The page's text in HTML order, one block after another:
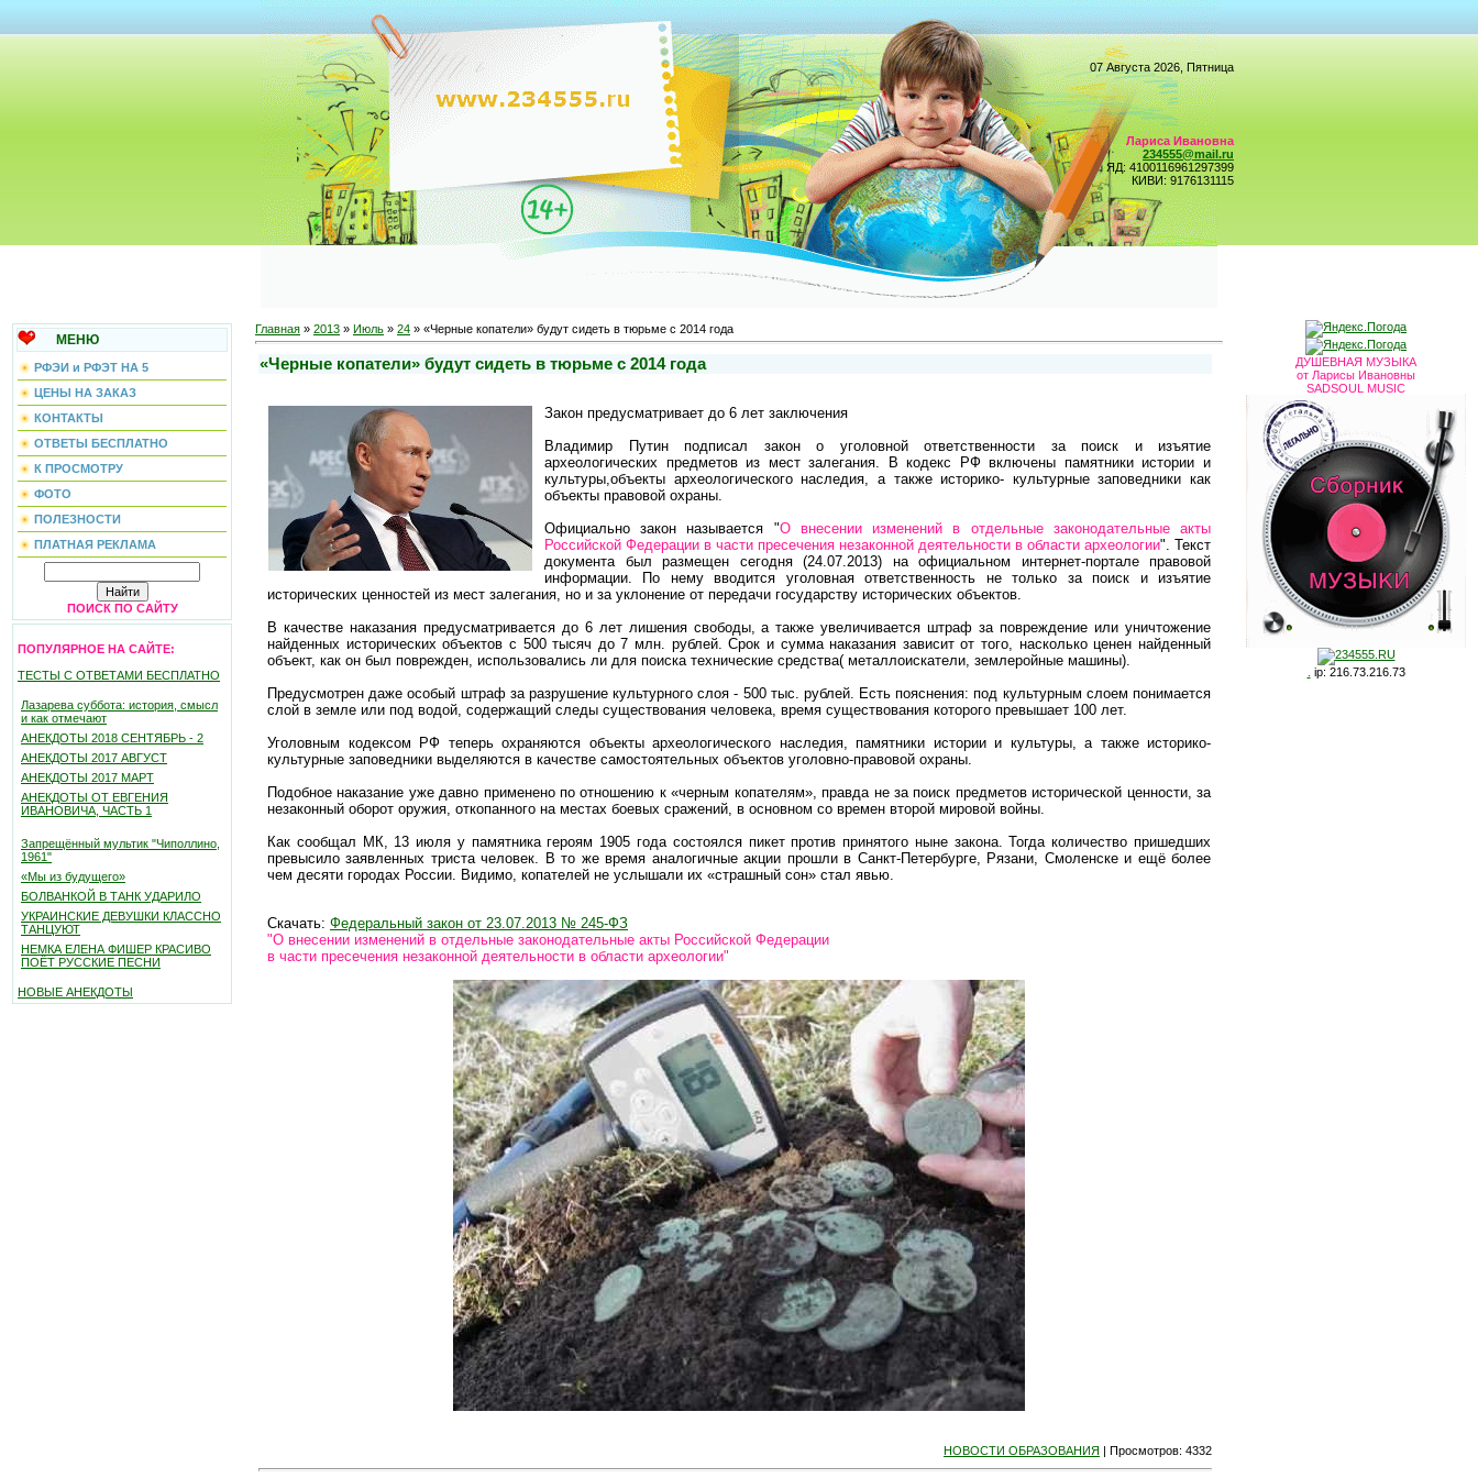
07 Августа 2026, Пятница
Лариса Ивановна
234555@mail.ru
ЯД: 4100116961297399
КИВИ: 9176131115
МЕНЮ
РФЭИ и РФЭТ НА 5
ЦЕНЫ НА ЗАКАЗ
КОНТАКТЫ
ОТВЕТЫ БЕСПЛАТНО
К ПРОСМОТРУ
ФОТО
ПОЛЕЗНОСТИ
ПЛАТНАЯ РЕКЛАМА
ПОИСК ПО САЙТУ
ПОПУЛЯРНОЕ НА САЙТЕ:
ТЕСТЫ С ОТВЕТАМИ БЕСПЛАТНО
Лазарева суббота: история, смысл
и как отмечают
АНЕКДОТЫ 2018 СЕНТЯБРЬ - 2
АНЕКДОТЫ 2017 АВГУСТ
АНЕКДОТЫ 2017 МАРТ
АНЕКДОТЫ ОТ ЕВГЕНИЯ
ИВАНОВИЧА, ЧАСТЬ 1
Запрещённый мультик "Чиполлино,
1961"
«Мы из будущего»
БОЛВАНКОЙ В ТАНК УДАРИЛО
УКРАИНСКИЕ ДЕВУШКИ КЛАССНО
ТАНЦУЮТ
НЕМКА ЕЛЕНА ФИШЕР КРАСИВО
ПОЁТ РУССКИЕ ПЕСНИ
НОВЫЕ АНЕКДОТЫ
Главная » 2013 » Июль » 24 » «Черные копатели» будут сидеть в тюрьме c 2014 года
«Черные копатели» будут сидеть в тюрьме c 2014 года
Закон предусматривает до 6 лет заключения
Владимир Путин подписал закон о уголовной ответственности за поиск и изъятие
археологических предметов из мест залегания. В кодекс РФ включены памятники истории и
культуры,объекты археологического наследия, а также историко- культурные заповедники как
объекты правовой охраны.
Официально закон называется "О внесении изменений в отдельные законодательные акты
Российской Федерации в части пресечения незаконной деятельности в области археологии". Текст
документа был размещен сегодня (24.07.2013) на официальном интернет-портале правовой
информации. По нему вводится уголовная ответственность не только за поиск и изъятие
исторических ценностей из мест залегания, но и за уклонение от передачи государству исторических объектов.
В качестве наказания предусматривается до 6 лет лишения свободы, а также увеличивается штраф за повреждение или уничтожение
найденных исторических объектов с 500 тысяч до 7 млн. рублей. Срок и сумма наказания зависит от того, насколько ценен найденный
объект, как он был поврежден, использовались ли для поиска технические средства( металлоискатели, землеройные машины).
Предусмотрен даже особый штраф за разрушение культурного слоя - 500 тыс. рублей. Есть пояснения: под культурным слоем понимается
слой в земле или под водой, содержащий следы существования человека, время существования которого превышает 100 лет.
Уголовным кодексом РФ теперь охраняются объекты археологического наследия, памятники истории и культуры, а также историко-
культурные заповедники выделяются в качестве самостоятельных объектов уголовно-правовой охраны.
Подобное наказание уже давно применено по отношению к «черным копателям», правда не за поиск предметов исторической ценности, за
незаконный оборот оружия, откопанного на местах боевых сражений, в основном со времен второй мировой войны.
Как сообщал МК, 13 июля у памятника героям 1905 года состоялся пикет против принятого ныне закона. Тогда количество пришедших
превысило заявленных триста человек. В то же время аналогичные акции прошли в Санкт-Петербурге, Рязани, Смоленске и ещё более
чем десяти городах России. Видимо, копателей не услышали их «страшный сон» стал явью.
Скачать: Федеральный закон от 23.07.2013 № 245-ФЗ
"О внесении изменений в отдельные законодательные акты Российской Федерации
в части пресечения незаконной деятельности в области археологии"
НОВОСТИ ОБРАЗОВАНИЯ | Просмотров: 4332
ДУШЕВНАЯ МУЗЫКА
от Ларисы Ивановны
SADSOUL MUSIC
ip: 216.73.216.73